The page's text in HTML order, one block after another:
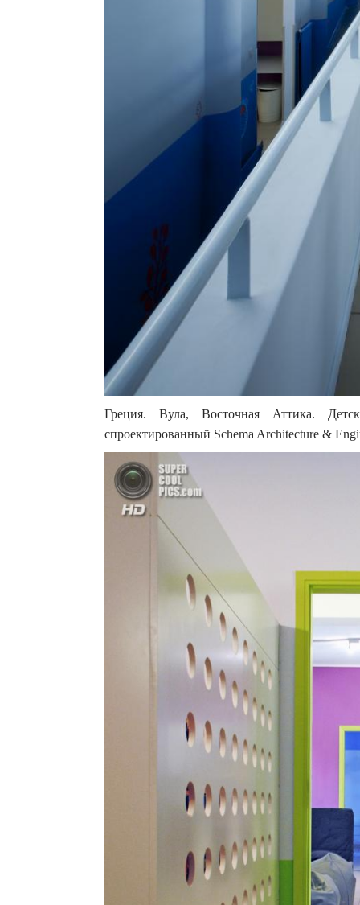
Греция. Вула, Восточная Аттика.
спроектированный Schema Architecture &